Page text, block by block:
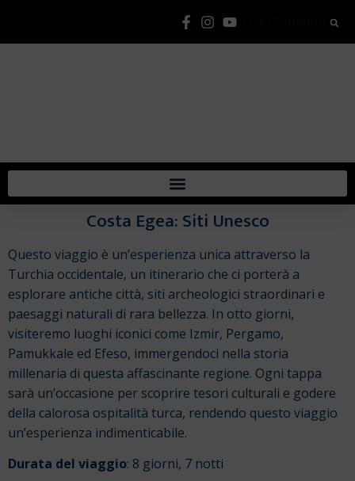
Costa Egea: Siti Unesco
Questo viaggio è un’esperienza unica attraverso la
Turchia occidentale, un itinerario che ci porterà a
esplorare antiche città, siti archeologici straordinari e
paesaggi naturali di rara bellezza. In otto giorni,
visiteremo luoghi iconici come Izmir, Pergamo,
Pamukkale ed Efeso, immergendoci nella storia
millenaria di questa affascinante regione. Ogni tappa
sarà un’occasione per scoprire tesori culturali e godere
della calorosa ospitalità turca, rendendo questo viaggio
un’esperienza indimenticabile.
Durata del viaggio: 8 giorni, 7 notti